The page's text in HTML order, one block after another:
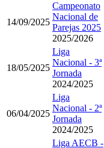
14/09/2025
Campeonato
Nacional de
Parejas 2025
2025/2026
18/05/2025
Liga
Nacional - 3ª
Jornada
2024/2025
06/04/2025
Liga
Nacional - 2ª
Jornada
2024/2025
Liga AECB -